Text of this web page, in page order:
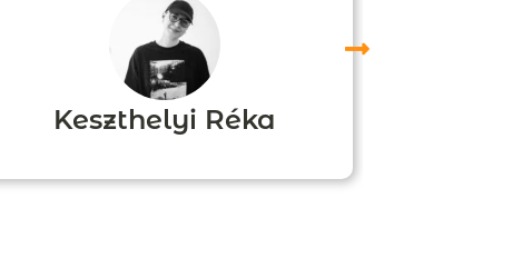
Keszthelyi Réka